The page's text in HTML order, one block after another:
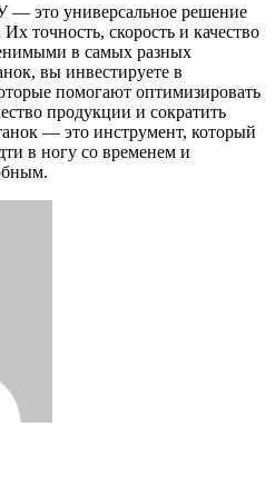
это универсальное решение
точность, скорость и качество
в самых разных
вы инвестируете в
помогают оптимизировать
продукции и сократить
— это инструмент, который
в ногу со временем и